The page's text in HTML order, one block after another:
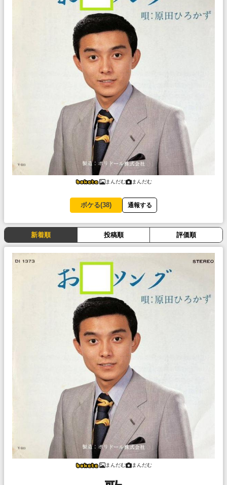
まんだむ まんだむ
ボケる(38) 通報する
新着順 投稿順 評価順
まんだむ まんだむ